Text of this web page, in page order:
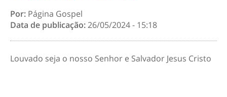
Por: Página Gospel
Data de publicação:26/05/2024 - 15:18
Louvado seja o nosso Senhor e Salvador Jesus Cristo